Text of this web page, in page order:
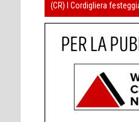
(CR) I Cordigliera